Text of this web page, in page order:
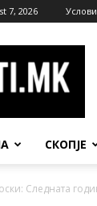
7, 2026
СКОПЈЕ
Следната